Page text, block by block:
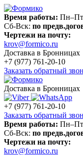
Время работы:
Сб-Вск: по
Чертежи на почту:
krov@formico.ru
Доставка в Бронницах
+7 (977) 761-20-10
Заказать обратный
Доставка в Бронницах
+7 (977) 761-20-10
Заказать обратный
Время работы:
Сб-Вск: по
Чертежи на почту:
krov@formico.ru